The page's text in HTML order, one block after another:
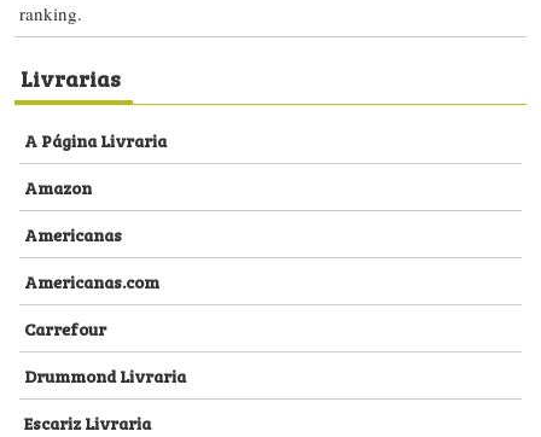
ranking.
Livrarias
A Página Livraria
Amazon
Americanas
Americanas.com
Carrefour
Drummond Livraria
Escariz Livraria